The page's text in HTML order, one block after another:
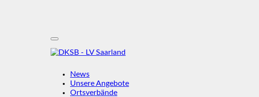
News
Unsere Angebote
Ortsverbände